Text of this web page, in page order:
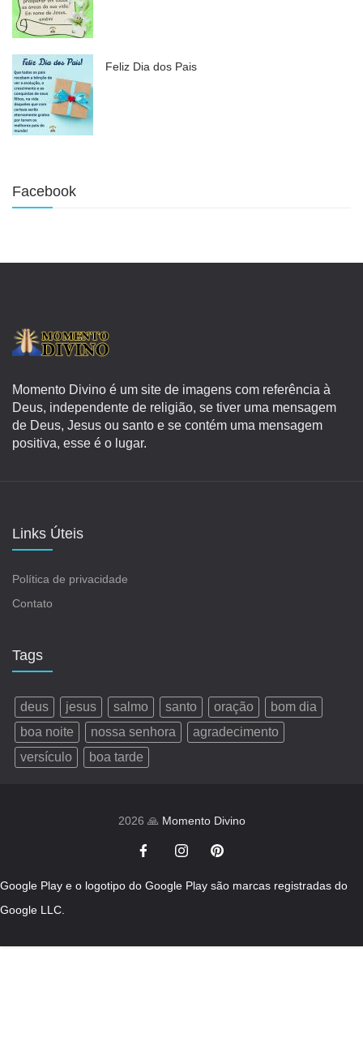
Feliz Dia dos Pais
Facebook
Momento Divino é um site de imagens com referência à
Deus, independente de religião, se tiver uma mensagem
de Deus, Jesus ou santo e se contém uma mensagem
positiva, esse é o lugar.
Links Úteis
Política de privacidade
Contato
Tags
deus jesus salmo santo oração
bom dia
boa noite
nossa senhora
agradecimento
versículo
boa tarde
2026 🙏 Momento Divino
Google Play e o logotipo do Google Play são marcas registradas do
Google LLC.